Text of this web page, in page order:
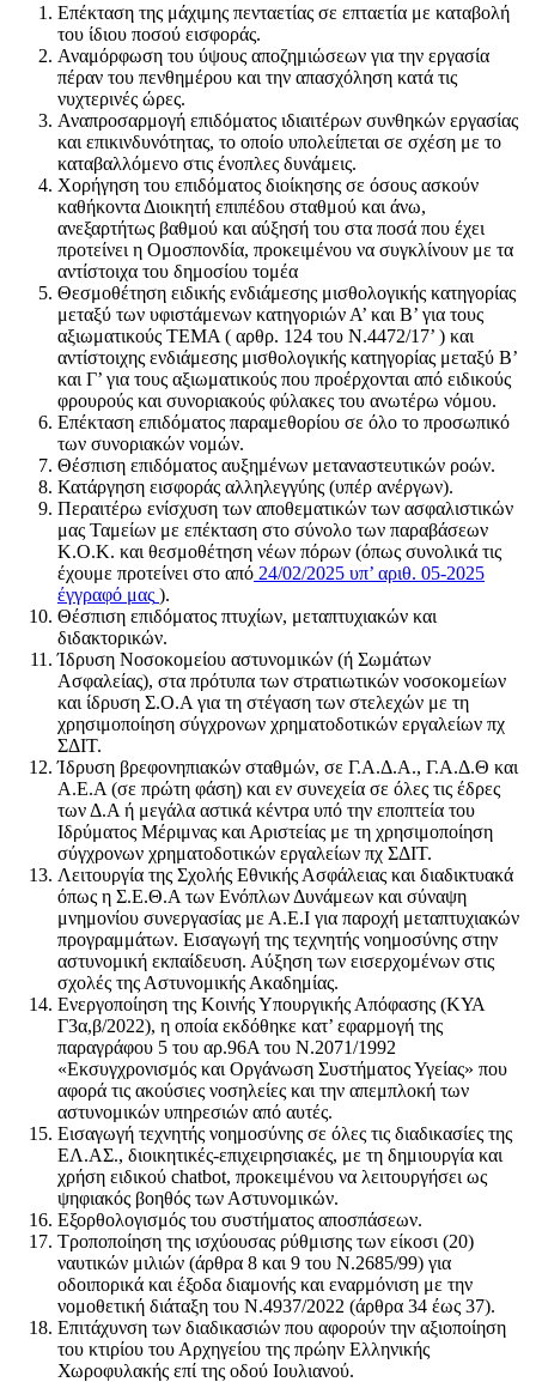
Επέκταση της μάχιμης πενταετίας σε επταετία με καταβολή
του ίδιου ποσού εισφοράς.
Αναμόρφωση του ύψους αποζημιώσεων για την εργασία
πέραν του πενθημέρου και την απασχόληση κατά τις
νυχτερινές ώρες.
Αναπροσαρμογή επιδόματος ιδιαιτέρων συνθηκών εργασίας
και επικινδυνότητας, το οποίο υπολείπεται σε σχέση με το
καταβαλλόμενο στις ένοπλες δυνάμεις.
Χορήγηση του επιδόματος διοίκησης σε όσους ασκούν
καθήκοντα Διοικητή επιπέδου σταθμού και άνω,
ανεξαρτήτως βαθμού και αύξησή του στα ποσά που έχει
προτείνει η Ομοσπονδία, προκειμένου να συγκλίνουν με τα
αντίστοιχα του δημοσίου τομέα
Θεσμοθέτηση ειδικής ενδιάμεσης μισθολογικής κατηγορίας
μεταξύ των υφιστάμενων κατηγοριών Α’ και Β’ για τους
αξιωματικούς ΤΕΜΑ ( αρθρ. 124 του Ν.4472/17’ ) και
αντίστοιχης ενδιάμεσης μισθολογικής κατηγορίας μεταξύ Β’
και Γ’ για τους αξιωματικούς που προέρχονται από ειδικούς
φρουρούς και συνοριακούς φύλακες του ανωτέρω νόμου.
Επέκταση επιδόματος παραμεθορίου σε όλο το προσωπικό
των συνοριακών νομών.
Θέσπιση επιδόματος αυξημένων μεταναστευτικών ροών.
Κατάργηση εισφοράς αλληλεγγύης (υπέρ ανέργων).
Περαιτέρω ενίσχυση των αποθεματικών των ασφαλιστικών
μας Ταμείων με επέκταση στο σύνολο των παραβάσεων
Κ.Ο.Κ. και θεσμοθέτηση νέων πόρων (όπως συνολικά τις
έχουμε προτείνει στο από 24/02/2025 υπ’ αριθ. 05-2025
έγγραφό μας ).
Θέσπιση επιδόματος πτυχίων, μεταπτυχιακών και
διδακτορικών.
Ίδρυση Νοσοκομείου αστυνομικών (ή Σωμάτων
Ασφαλείας), στα πρότυπα των στρατιωτικών νοσοκομείων
και ίδρυση Σ.Ο.Α για τη στέγαση των στελεχών με τη
χρησιμοποίηση σύγχρονων χρηματοδοτικών εργαλείων πχ
ΣΔΙΤ.
Ίδρυση βρεφονηπιακών σταθμών, σε Γ.Α.Δ.Α., Γ.Α.Δ.Θ και
Α.Ε.Α (σε πρώτη φάση) και εν συνεχεία σε όλες τις έδρες
των Δ.Α ή μεγάλα αστικά κέντρα υπό την εποπτεία του
Ιδρύματος Μέριμνας και Αριστείας με τη χρησιμοποίηση
σύγχρονων χρηματοδοτικών εργαλείων πχ ΣΔΙΤ.
Λειτουργία της Σχολής Εθνικής Ασφάλειας και διαδικτυακά
όπως η Σ.Ε.Θ.Α των Ενόπλων Δυνάμεων και σύναψη
μνημονίου συνεργασίας με Α.Ε.Ι για παροχή μεταπτυχιακών
προγραμμάτων. Εισαγωγή της τεχνητής νοημοσύνης στην
αστυνομική εκπαίδευση. Αύξηση των εισερχομένων στις
σχολές της Αστυνομικής Ακαδημίας.
Ενεργοποίηση της Κοινής Υπουργικής Απόφασης (ΚΥΑ
Γ3α,β/2022), η οποία εκδόθηκε κατ’ εφαρμογή της
παραγράφου 5 του αρ.96Α του Ν.2071/1992
«Εκσυγχρονισμός και Οργάνωση Συστήματος Υγείας» που
αφορά τις ακούσιες νοσηλείες και την απεμπλοκή των
αστυνομικών υπηρεσιών από αυτές.
Εισαγωγή τεχνητής νοημοσύνης σε όλες τις διαδικασίες της
ΕΛ.ΑΣ., διοικητικές-επιχειρησιακές, με τη δημιουργία και
χρήση ειδικού chatbot, προκειμένου να λειτουργήσει ως
ψηφιακός βοηθός των Αστυνομικών.
Εξορθολογισμός του συστήματος αποσπάσεων.
Τροποποίηση της ισχύουσας ρύθμισης των είκοσι (20)
ναυτικών μιλιών (άρθρα 8 και 9 του Ν.2685/99) για
οδοιπορικά και έξοδα διαμονής και εναρμόνιση με την
νομοθετική διάταξη του Ν.4937/2022 (άρθρα 34 έως 37).
Επιτάχυνση των διαδικασιών που αφορούν την αξιοποίηση
του κτιρίου του Αρχηγείου της πρώην Ελληνικής
Χωροφυλακής επί της οδού Ιουλιανού.